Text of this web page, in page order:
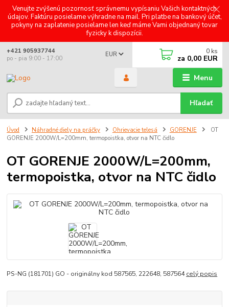
Venujte zvýšenú pozornosť správnemu vypísaniu Vašich kontaktných
údajov. Faktúru posielame výhradne na mail. Pri platbe na bankový účet,
pokyny na zaplatenie posielame len keď máme Vami objednaný tovar
fyzicky k dispozícii.
Menu
EUR
Hľadať
+421 905937744
po - pia 9:00 - 17:00
0 ks
za 0,00 EUR
Úvod Náhradné diely na práčky Ohrievacie telesá GORENJE
OT
GORENJE 2000W/L=200mm, termopoistka, otvor na NTC čidlo
OT GORENJE 2000W/L=200mm,
termopoistka, otvor na NTC čidlo
PS-NG (181701) GO - originálny kod 587565, 222648, 587564celý popis